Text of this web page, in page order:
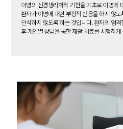
이명의 신경생리학적 기전을 기초로 이명에
환자가 이명에 대한 부정적 반응을 하지 않
인식하지 않도록 하는 것입니다. 환자의 엄
후 개인별 상담을 통한 재활 치료를 시행하게